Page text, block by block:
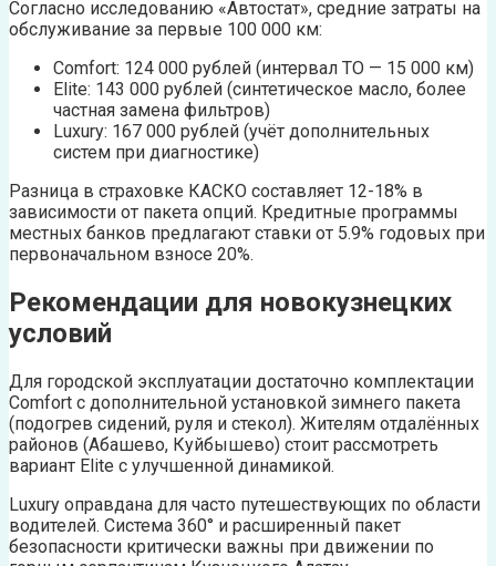
Согласно исследованию «Автостат», средние затраты на
обслуживание за первые 100 000 км:
Comfort: 124 000 рублей (интервал ТО — 15 000 км)
Elite: 143 000 рублей (синтетическое масло, более
частная замена фильтров)
Luxury: 167 000 рублей (учёт дополнительных
систем при диагностике)
Разница в страховке КАСКО составляет 12-18% в
зависимости от пакета опций. Кредитные программы
местных банков предлагают ставки от 5.9% годовых при
первоначальном взносе 20%.
Рекомендации для новокузнецких
условий
Для городской эксплуатации достаточно комплектации
Comfort с дополнительной установкой зимнего пакета
(подогрев сидений, руля и стекол). Жителям отдалённых
районов (Абашево, Куйбышево) стоит рассмотреть
вариант Elite с улучшенной динамикой.
Luxury оправдана для часто путешествующих по области
водителей. Система 360° и расширенный пакет
безопасности критически важны при движении по